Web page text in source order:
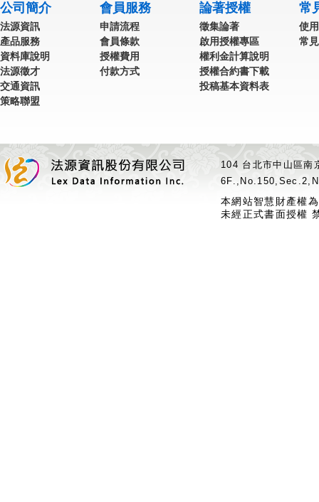
公司簡介
法源資訊
產品服務
資料庫說明
法源徵才
交通資訊
策略聯盟
會員服務
申請流程
會員條款
授權費用
付款方式
論著授權
徵集論著
啟用授權專區
權利金計算說明
授權合約書下載
投稿基本資料表
常
使
常
104 台北市中山區
本網站智慧財產權
未經正式書面授權